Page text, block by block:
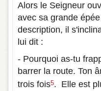
Alors le Seigneur
avec sa grande
description, il
lui dit :
- Pourquoi as-tu
barrer la route. Ton
trois fois5. Elle est